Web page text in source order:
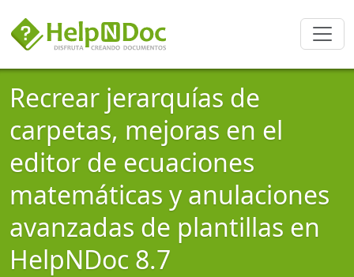
Recrear jerarquías de
carpetas, mejoras en el
editor de ecuaciones
matemáticas y anulaciones
avanzadas de plantillas en
HelpNDoc 8.7